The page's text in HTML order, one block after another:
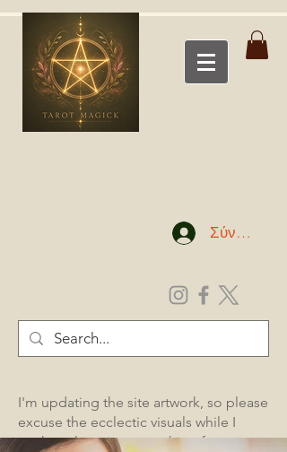
Σύνδεση
I'm updating the site artwork, so please
excuse the ecclectic visuals while I
work at changing everything for a